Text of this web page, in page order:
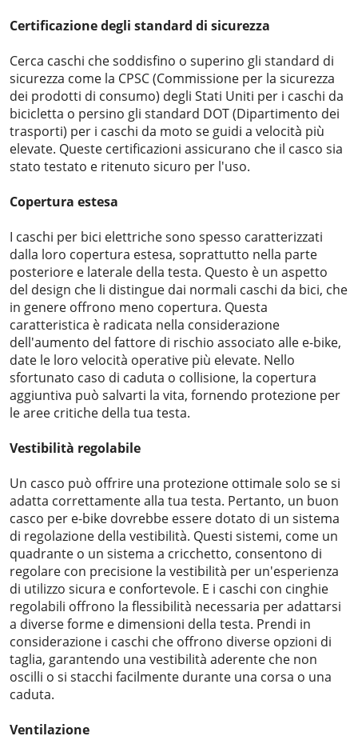
Certificazione degli standard di sicurezza
Cerca caschi che soddisfino o superino gli standard di
sicurezza come la CPSC (Commissione per la sicurezza
dei prodotti di consumo) degli Stati Uniti per i caschi da
bicicletta o persino gli standard DOT (Dipartimento dei
trasporti) per i caschi da moto se guidi a velocità più
elevate. Queste certificazioni assicurano che il casco sia
stato testato e ritenuto sicuro per l'uso.
Copertura estesa
I caschi per bici elettriche sono spesso caratterizzati
dalla loro copertura estesa, soprattutto nella parte
posteriore e laterale della testa. Questo è un aspetto
del design che li distingue dai normali caschi da bici, che
in genere offrono meno copertura. Questa
caratteristica è radicata nella considerazione
dell'aumento del fattore di rischio associato alle e-bike,
date le loro velocità operative più elevate. Nello
sfortunato caso di caduta o collisione, la copertura
aggiuntiva può salvarti la vita, fornendo protezione per
le aree critiche della tua testa.
Vestibilità regolabile
Un casco può offrire una protezione ottimale solo se si
adatta correttamente alla tua testa. Pertanto, un buon
casco per e-bike dovrebbe essere dotato di un sistema
di regolazione della vestibilità. Questi sistemi, come un
quadrante o un sistema a cricchetto, consentono di
regolare con precisione la vestibilità per un'esperienza
di utilizzo sicura e confortevole. E i caschi con cinghie
regolabili offrono la flessibilità necessaria per adattarsi
a diverse forme e dimensioni della testa. Prendi in
considerazione i caschi che offrono diverse opzioni di
taglia, garantendo una vestibilità aderente che non
oscilli o si stacchi facilmente durante una corsa o una
caduta.
Ventilazione